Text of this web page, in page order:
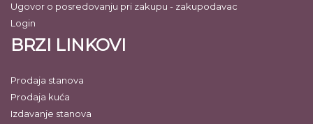
Ugovor o posredovanju pri zakupu - zakupodavac
Login
BRZI LINKOVI
Prodaja stanova
Prodaja kuća
Izdavanje stanova